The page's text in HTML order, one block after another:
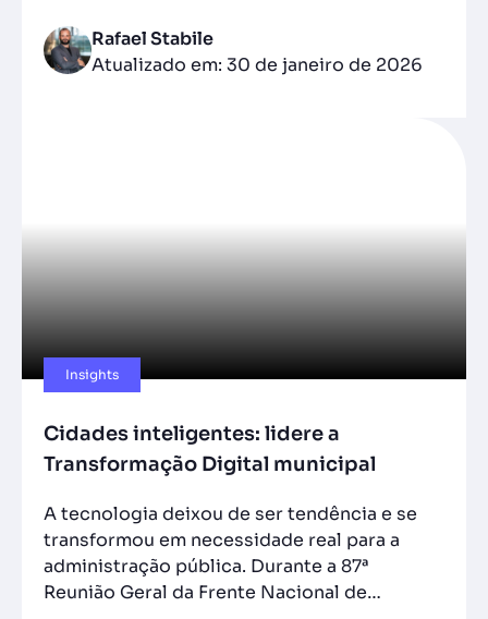
Rafael Stabile
Atualizado em: 30 de janeiro de 2026
Insights
Cidades inteligentes: lidere a
Transformação Digital municipal
A tecnologia deixou de ser tendência e se
transformou em necessidade real para a
administração pública. Durante a 87ª
Reunião Geral da Frente Nacional de…